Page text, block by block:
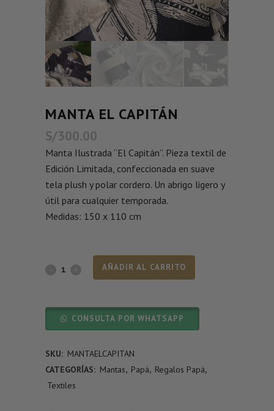
MANTA EL CAPITÁN
S/300.00
Manta Ilustrada “El Capitán”. Pieza textil de
Edición Limitada, confeccionada en suave
tela plush y polar cordero. Un abrigo ligero y
útil para cualquier temporada.
Medidas: 150 x 110 cm
AÑADIR AL CARRITO
CONSULTA POR WHATSAPP
SKU: MANTAELCAPITAN
CATEGORÍAS: Mantas, Papá, Regalos Papá,
Textiles